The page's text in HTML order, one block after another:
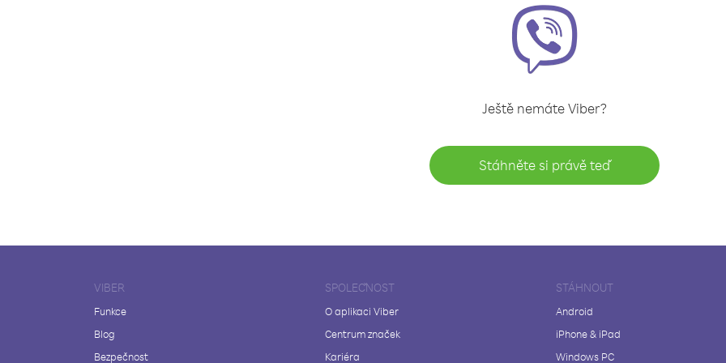
Ještě nemáte Viber?
Stáhněte si právě teď
VIBER
Funkce
Blog
Bezpečnost
SPOLEČNOST
O aplikaci Viber
Centrum značek
Kariéra
STÁHNOUT
Android
iPhone & iPad
Windows PC